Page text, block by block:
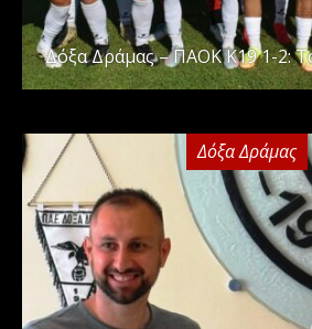
Δόξα Δράμας – ΠΑΟΚ Κ19 1-2:
Δόξα Δράμας